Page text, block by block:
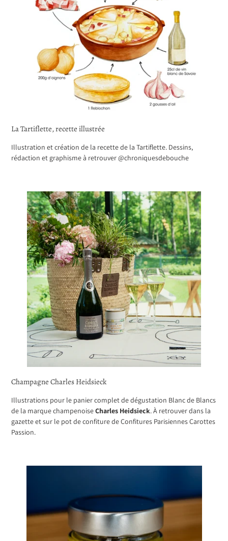
La Tartiflette, recette illustrée
Illustration et création de la recette de la Tartiflette. Dessins,
rédaction et graphisme à retrouver @chroniquesdebouche
Champagne Charles Heidsieck
Illustrations pour le panier complet de dégustation Blanc de Blancs
de la marque champenoiseCharles Heidsieck. À retrouver dans la
gazette et sur le pot de confiture de Confitures Parisiennes Carottes
Passion.